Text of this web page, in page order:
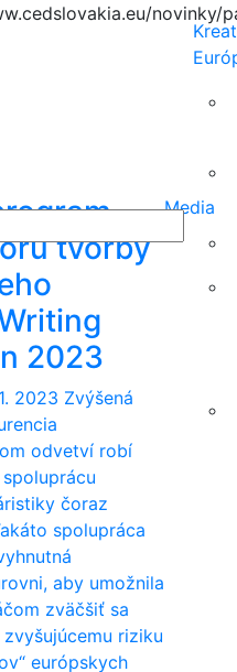
novinky/
tvorby
2023
2023 Zvýšená
odvetví robí
čoraz
spolupráca
aby umožnila
zväčšiť sa
riziku
európskych
Media